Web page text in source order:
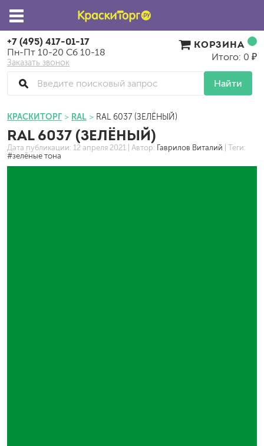
+7 (495) 417-01-17
Пн-Пт 10-20 Сб 10-18
Заказать звонок
Найти
КОРЗИНА
Итого: 0 ₽
КРАСКИТОРГ RAL RAL 6037 (ЗЕЛЁНЫЙ)
RAL 6037 (ЗЕЛЁНЫЙ)
Дата публикации: 12 апреля 2021 | Автор: Гаврилов Виталий | Теги:
#зелёные тона